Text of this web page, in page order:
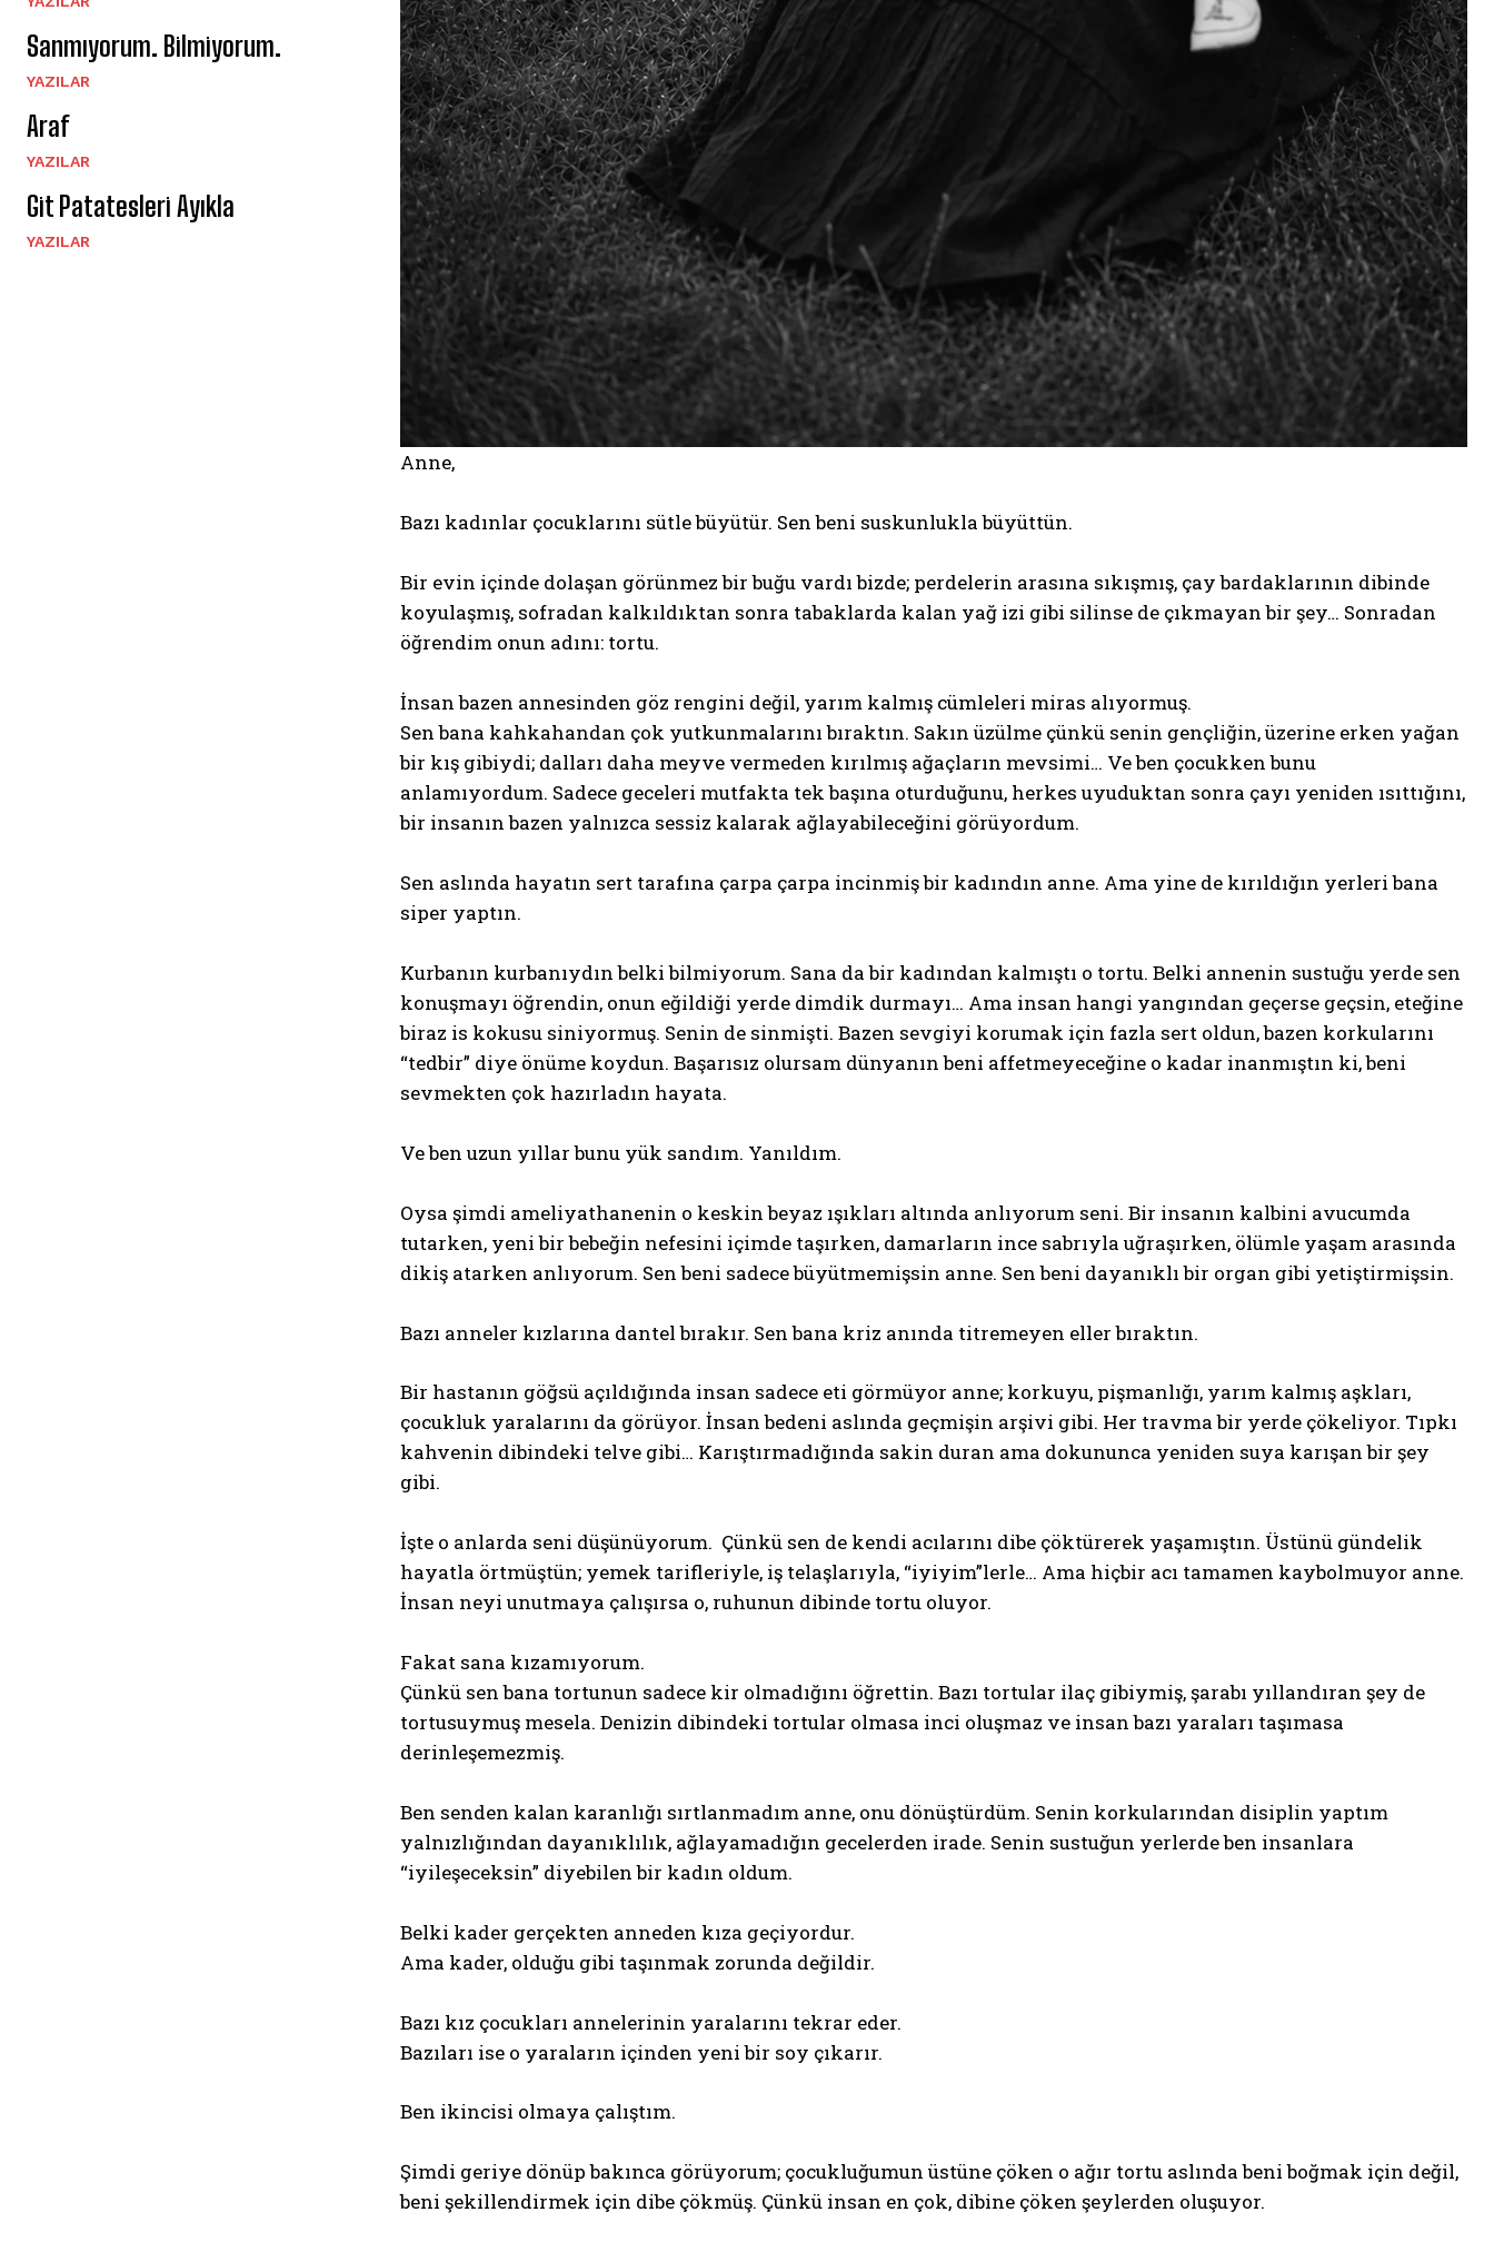
Sanmıyorum. Bilmiyorum.
YAZILAR
Araf
YAZILAR
Git Patatesleri Ayıkla
YAZILAR
Anne,
Bazı kadınlar çocuklarını sütle büyütür. Sen beni suskunlukla büyüttün.
Bir evin içinde dolaşan görünmez bir buğu vardı bizde; perdelerin arasına sıkışmış, çay bardaklarının dibinde
koyulaşmış, sofradan kalkıldıktan sonra tabaklarda kalan yağ izi gibi silinse de çıkmayan bir şey… Sonradan
öğrendim onun adını: tortu.
İnsan bazen annesinden göz rengini değil, yarım kalmış cümleleri miras alıyormuş.
Sen bana kahkahandan çok yutkunmalarını bıraktın. Sakın üzülme çünkü senin gençliğin, üzerine erken yağan
bir kış gibiydi; dalları daha meyve vermeden kırılmış ağaçların mevsimi… Ve ben çocukken bunu
anlamıyordum. Sadece geceleri mutfakta tek başına oturduğunu, herkes uyuduktan sonra çayı yeniden ısıttığını,
bir insanın bazen yalnızca sessiz kalarak ağlayabileceğini görüyordum.
Sen aslında hayatın sert tarafına çarpa çarpa incinmiş bir kadındın anne. Ama yine de kırıldığın yerleri bana
siper yaptın.
Kurbanın kurbanıydın belki bilmiyorum. Sana da bir kadından kalmıştı o tortu. Belki annenin sustuğu yerde sen
konuşmayı öğrendin, onun eğildiği yerde dimdik durmayı… Ama insan hangi yangından geçerse geçsin, eteğine
biraz is kokusu siniyormuş. Senin de sinmişti. Bazen sevgiyi korumak için fazla sert oldun, bazen korkularını
“tedbir” diye önüme koydun. Başarısız olursam dünyanın beni affetmeyeceğine o kadar inanmıştın ki, beni
sevmekten çok hazırladın hayata.
Ve ben uzun yıllar bunu yük sandım. Yanıldım.
Oysa şimdi ameliyathanenin o keskin beyaz ışıkları altında anlıyorum seni. Bir insanın kalbini avucumda
tutarken, yeni bir bebeğin nefesini içimde taşırken, damarların ince sabrıyla uğraşırken, ölümle yaşam arasında
dikiş atarken anlıyorum. Sen beni sadece büyütmemişsin anne. Sen beni dayanıklı bir organ gibi yetiştirmişsin.
Bazı anneler kızlarına dantel bırakır. Sen bana kriz anında titremeyen eller bıraktın.
Bir hastanın göğsü açıldığında insan sadece eti görmüyor anne; korkuyu, pişmanlığı, yarım kalmış aşkları,
çocukluk yaralarını da görüyor. İnsan bedeni aslında geçmişin arşivi gibi. Her travma bir yerde çökeliyor. Tıpkı
kahvenin dibindeki telve gibi… Karıştırmadığında sakin duran ama dokununca yeniden suya karışan bir şey
gibi.
İşte o anlarda seni düşünüyorum. Çünkü sen de kendi acılarını dibe çöktürerek yaşamıştın. Üstünü gündelik
hayatla örtmüştün; yemek tarifleriyle, iş telaşlarıyla, “iyiyim”lerle… Ama hiçbir acı tamamen kaybolmuyor anne.
İnsan neyi unutmaya çalışırsa o, ruhunun dibinde tortu oluyor.
Fakat sana kızamıyorum.
Çünkü sen bana tortunun sadece kir olmadığını öğrettin. Bazı tortular ilaç gibiymiş, şarabı yıllandıran şey de
tortusuymuş mesela. Denizin dibindeki tortular olmasa inci oluşmaz ve insan bazı yaraları taşımasa
derinleşemezmiş.
Ben senden kalan karanlığı sırtlanmadım anne, onu dönüştürdüm. Senin korkularından disiplin yaptım
yalnızlığından dayanıklılık, ağlayamadığın gecelerden irade. Senin sustuğun yerlerde ben insanlara
“iyileşeceksin” diyebilen bir kadın oldum.
Belki kader gerçekten anneden kıza geçiyordur.
Ama kader, olduğu gibi taşınmak zorunda değildir.
Bazı kız çocukları annelerinin yaralarını tekrar eder.
Bazıları ise o yaraların içinden yeni bir soy çıkarır.
Ben ikincisi olmaya çalıştım.
Şimdi geriye dönüp bakınca görüyorum; çocukluğumun üstüne çöken o ağır tortu aslında beni boğmak için değil,
beni şekillendirmek için dibe çökmüş. Çünkü insan en çok, dibine çöken şeylerden oluşuyor.